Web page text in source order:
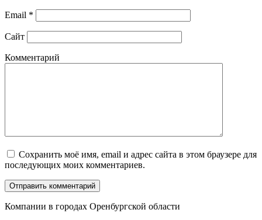
Email *
Сайт
Комментарий
Сохранить моё имя, email и адрес сайта в этом браузере для
последующих моих комментариев.
Компании в городах Оренбургской области